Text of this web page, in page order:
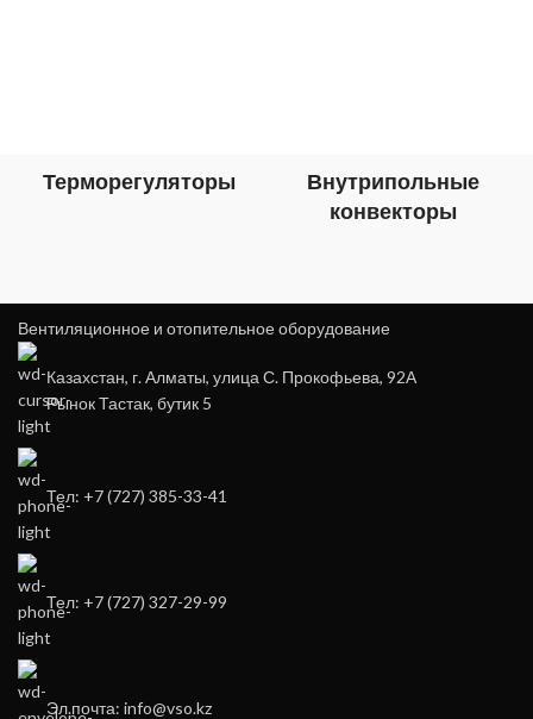
Терморегуляторы
Внутрипольные
конвекторы
Вентиляционное и отопительное оборудование
Казахстан, г. Алматы, улица С. Прокофьева, 92А
Рынок Тастак, бутик 5
Тел: +7 (727) 385-33-41
Тел: +7 (727) 327-29-99
Эл.почта: info@vso.kz